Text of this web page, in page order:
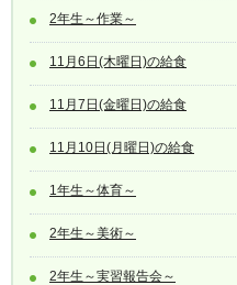
2年生～作業～
11月6日(木曜日)の給食
11月7日(金曜日)の給食
11月10日(月曜日)の給食
1年生～体育～
2年生～美術～
2年生～実習報告会～